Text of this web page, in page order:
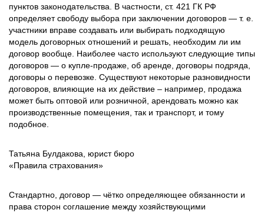
пунктов законодательства. В частности, ст. 421 ГК РФ
определяет свободу выбора при заключении договоров — т. е.
участники вправе создавать или выбирать подходящую
модель договорных отношений и решать, необходим ли им
договор вообще. Наиболее часто используют следующие типы
договоров — о купле-продаже, об аренде, договоры подряда,
договоры о перевозке. Существуют некоторые разновидности
договоров, влияющие на их действие – например, продажа
может быть оптовой или розничной, арендовать можно как
производственные помещения, так и транспорт, и тому
подобное.
Татьяна Булдакова, юрист бюро
«Правила страхования»
Стандартно, договор — чётко определяющее обязанности и
права сторон соглашение между хозяйствующими